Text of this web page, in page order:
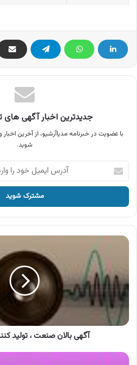
جدیدترین اخبار آگهی های
با عضویت در خبرنامه مدیاآرشیو، از آخرین اخبار
شوید.
آدرس
ایمیل
خود
وارد
کنید
آگهی
تولید
کننده
انواع
بالابر
آگهی بالان صنعت ، تولید
آگهی